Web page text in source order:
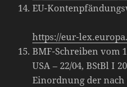
EU-
https://eur-
BMF-Schreiben vom
USA – 22/04, BStBl I
Einordnung der nach